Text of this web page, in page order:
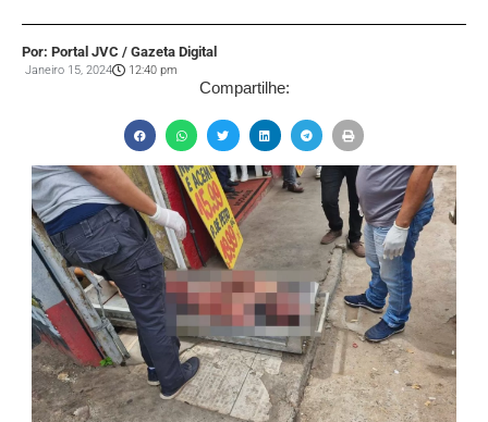
Por: Portal JVC / Gazeta Digital
Janeiro 15, 2024 12:40 pm
Compartilhe: